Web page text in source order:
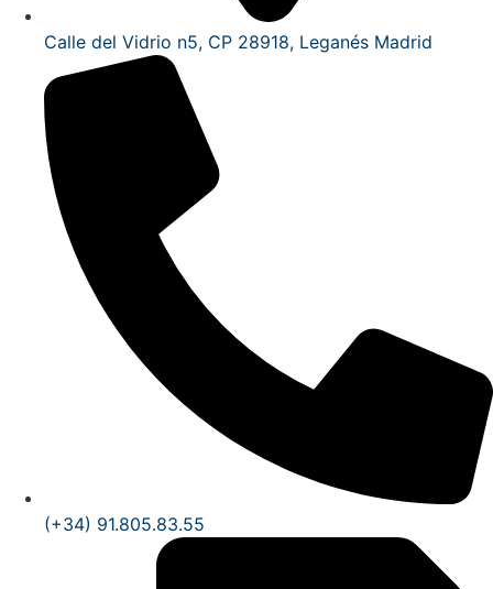
Calle del Vidrio n5, CP 28918, Leganés Madrid
(+34) 91.805.83.55